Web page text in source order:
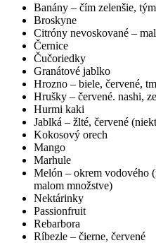
Banány – čím zelenšie,
Broskyne
Citróny nevoskované –
Černice
Čučoriedky
Granátové jablko
Hrozno – biele, červené,
Hrušky – červené. nashi,
Hurmi kaki
Jablká – žlté, červené
Kokosový orech
Mango
Marhule
Melón – okrem vodového
malom množstve)
Nektárinky
Passionfruit
Rebarbora
Ríbezle – čierne, červené